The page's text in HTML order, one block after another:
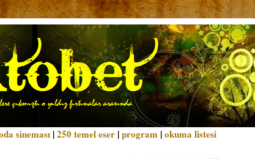
sineması |250 temel eser |program |okuma listesi